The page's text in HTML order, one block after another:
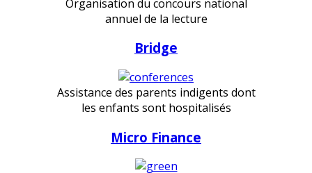
Organisation du concours national
annuel de la lecture
Bridge
Assistance des parents indigents dont
les enfants sont hospitalisés
Micro Finance